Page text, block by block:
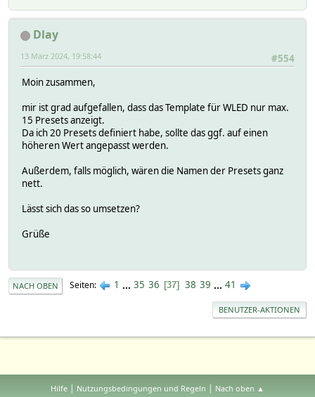
Dlay
#554
13 März 2024, 19:58:44
Moin zusammen,
mir ist grad aufgefallen, dass das Template für WLED nur max.
15 Presets anzeigt.
Da ich 20 Presets definiert habe, sollte das ggf. auf einen
höheren Wert angepasst werden.
Außerdem, falls möglich, wären die Namen der Presets ganz
nett.
Lässt sich das so umsetzen?
Grüße
NACH OBEN Seiten 1 ... 35 36 37 38 39 ... 41
BENUTZER-AKTIONEN
Hilfe | Nutzungsbedingungen und Regeln | Nach oben ▲